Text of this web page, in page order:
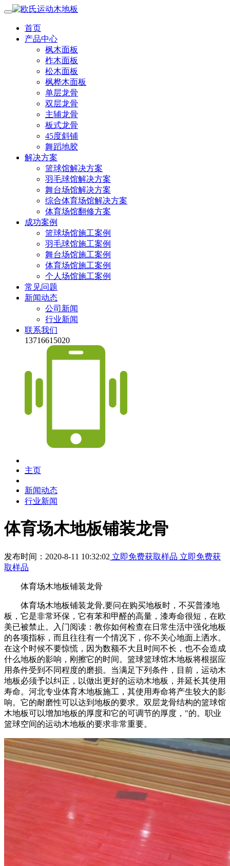
首页
产品中心
枫木面板
柞木面板
松木面板
枫桦木面板
单层龙骨
双层龙骨
主辅龙骨
板式龙骨
45度斜铺
舞蹈地胶
解决方案
篮球馆解决方案
羽毛球馆解决方案
舞台场馆解决方案
综合体育场馆解决方案
体育场馆翻修方案
成功案例
篮球场馆施工案例
羽毛球馆施工案例
舞台场馆施工案例
体育场馆施工案例
个人场馆施工案例
常见问题
新闻动态
公司新闻
行业新闻
联系我们
13716615020
主页
新闻动态
行业新闻
体育场木地板铺装龙骨
发布时间：2020-8-11 10:32:02 立即免费获取样品 立即免费获
取样品
体育场木地板铺装龙骨
体育场木地板铺装龙骨,要问在购买地板时，不买普漆地
板，它是非常环保，它有苯和甲醛的高量，漆寿命很短，在欧
美已被禁止。入门阅读：教你如何检查在日常生活中强化地板
的各项指标，而且往往有一个情况下，你不关心地面上洒水。
在这个时候不要惊慌，因为数额不大且时间不长，也不会造成
什么地板的影响，刚擦它的时间。篮球篮球馆木地板将根据应
用条件受到不同程度的磨损。当满足下列条件，目前，运动木
地板必须予以纠正，以做出更好的运动木地板，并延长其使用
寿命。河北专业体育木地板施工，其使用寿命将产生较大的影
响。它的耐磨性可以达到地板的要求。双层龙骨结构的篮球馆
木地板可以增加地板的厚度和它的可调节的厚度，"的。职业
篮球空间的运动木地板的要求非常重要。